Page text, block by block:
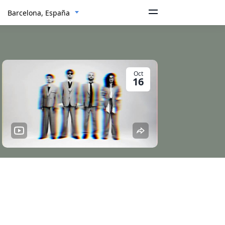
Barcelona, España
Oct
16